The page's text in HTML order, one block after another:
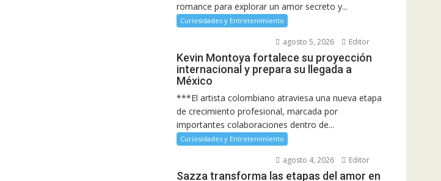
romance para explorar un amor secreto y...
Curiosidades y Entretenimiento
agosto 5, 2026 Editor
Kevin Montoya fortalece su proyección
internacional y prepara su llegada a
México
***El artista colombiano atraviesa una nueva etapa
de crecimiento profesional, marcada por
importantes colaboraciones dentro de...
Curiosidades y Entretenimiento
agosto 4, 2026 Editor
Sazza transforma las etapas del amor en